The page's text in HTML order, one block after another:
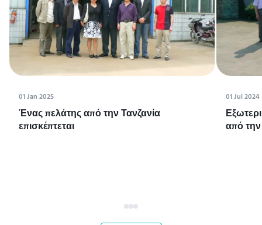
01 Jan 2025
Ένας πελάτης από την Τανζανία
επισκέπτεται
01 Jul 2024
από